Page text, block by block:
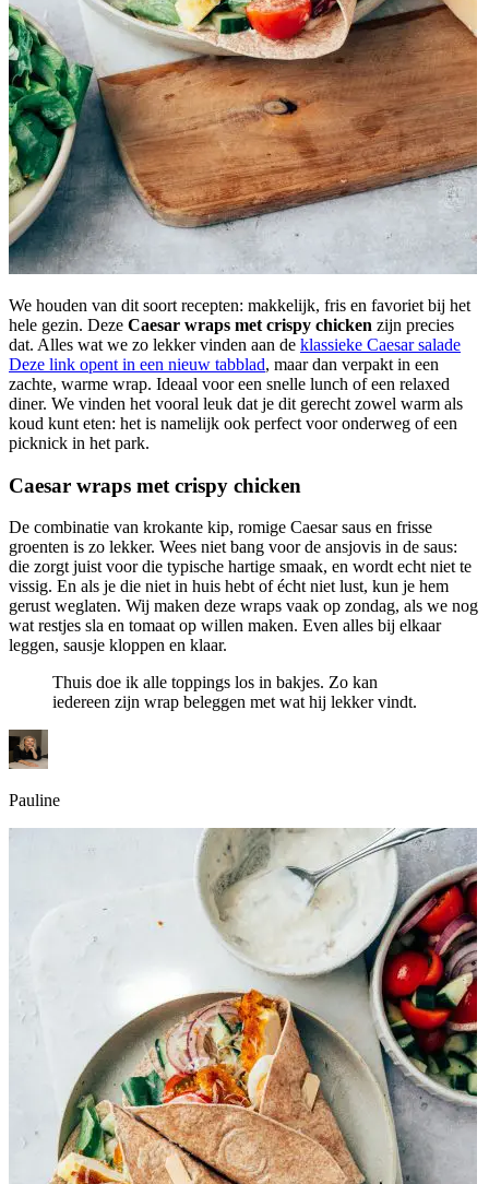
We houden van dit soort recepten: makkelijk, fris en favoriet bij het
hele gezin. Deze Caesar wraps met crispy chicken zijn precies
dat. Alles wat we zo lekker vinden aan de klassieke Caesar salade
Deze link opent in een nieuw tabblad, maar dan verpakt in een
zachte, warme wrap. Ideaal voor een snelle lunch of een relaxed
diner. We vinden het vooral leuk dat je dit gerecht zowel warm als
koud kunt eten: het is namelijk ook perfect voor onderweg of een
picknick in het park.
Caesar wraps met crispy chicken
De combinatie van krokante kip, romige Caesar saus en frisse
groenten is zo lekker. Wees niet bang voor de ansjovis in de saus:
die zorgt juist voor die typische hartige smaak, en wordt echt niet te
vissig. En als je die niet in huis hebt of écht niet lust, kun je hem
gerust weglaten. Wij maken deze wraps vaak op zondag, als we nog
wat restjes sla en tomaat op willen maken. Even alles bij elkaar
leggen, sausje kloppen en klaar.
Thuis doe ik alle toppings los in bakjes. Zo kan
iedereen zijn wrap beleggen met wat hij lekker vindt.
Pauline